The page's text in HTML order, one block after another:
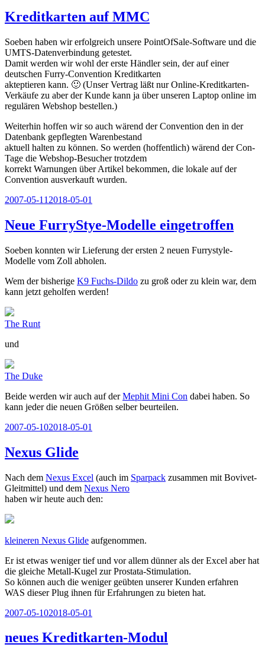
Kreditkarten auf MMC
Soeben haben wir erfolgreich unsere PointOfSale-Software und die
UMTS-Datenverbindung getestet.
Damit werden wir wohl der erste Händler sein, der auf einer
deutschen Furry-Convention Kreditkarten
akteptieren kann. 🙂 (Unser Vertrag läßt nur Online-Kreditkarten-
Verkäufe zu aber der Kunde kann ja über unseren Laptop online im
regulären Webshop bestellen.)
Weiterhin hoffen wir so auch wärend der Convention den in der
Datenbank gepflegten Warenbestand
aktuell halten zu können. So werden (hoffentlich) wärend der Con-
Tage die Webshop-Besucher trotzdem
korrekt Warnungen über Artikel bekommen, die lokale auf der
Convention ausverkauft wurden.
Veröffentlicht
2007-05-11 2018-05-01
Neue FurryStye-Modelle eingetroffen
Soeben konnten wir Lieferung der ersten 2 neuen Furrystyle-
Modelle vom Zoll abholen.
Wem der bisherige K9 Fuchs-Dildo zu groß oder zu klein war, dem
kann jetzt geholfen werden!
The Runt
und
The Duke
Beide werden wir auch auf derMephit Mini Con dabei haben. So
kann jeder die neuen Größen selber beurteilen.
Veröffentlicht
2007-05-102018-05-01
Nexus Glide
Nach dem Nexus Excel (auch im Sparpack zusammen mit Bovivet-
Gleitmittel) und dem Nexus Nero
haben wir heute auch den:
kleineren Nexus Glide aufgenommen.
Er ist etwas weniger tief und vor allem dünner als der Excel aber hat
die gleiche Metall-Kugel zur Prostata-Stimulation.
So können auch die weniger geübten unserer Kunden erfahren
WAS dieser Plug ihnen für Erfahrungen zu bieten hat.
Veröffentlicht
2007-05-102018-05-01
neues Kreditkarten-Modul